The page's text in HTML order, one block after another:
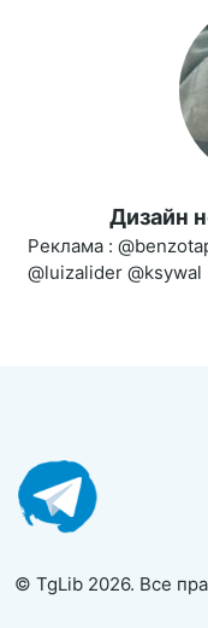
Дизайн
Реклама :
@luizalider @ksywal
© TgLib 2026. Все